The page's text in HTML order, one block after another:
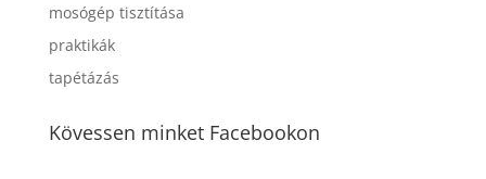
mosógép tisztítása
praktikák
tapétázás
Kövessen minket Facebookon